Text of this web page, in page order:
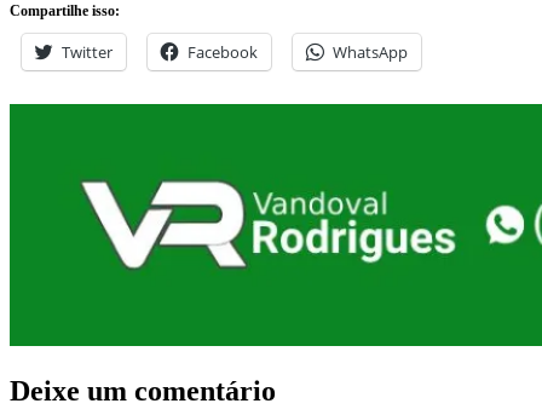
Compartilhe isso:
Twitter Facebook WhatsApp
Deixe um comentário